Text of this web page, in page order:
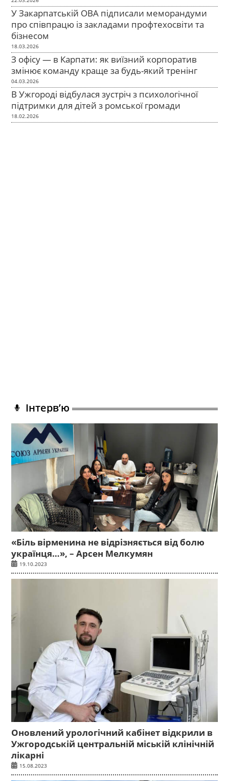
У Закарпатській ОВА підписали меморандуми
про співпрацю із закладами профтехосвіти та
бізнесом
18.03.2026
З офісу — в Карпати: як виїзний корпоратив
змінює команду краще за будь-який тренінг
04.03.2026
В Ужгороді відбулася зустріч з психологічної
підтримки для дітей з ромської громади
18.02.2026
Інтерв’ю
«Біль вірменина не відрізняється від болю
українця…», – Арсен Мелкумян
19.10.2023
Оновлений урологічний кабінет відкрили в
Ужгородській центральній міській клінічній
лікарні
15.08.2023